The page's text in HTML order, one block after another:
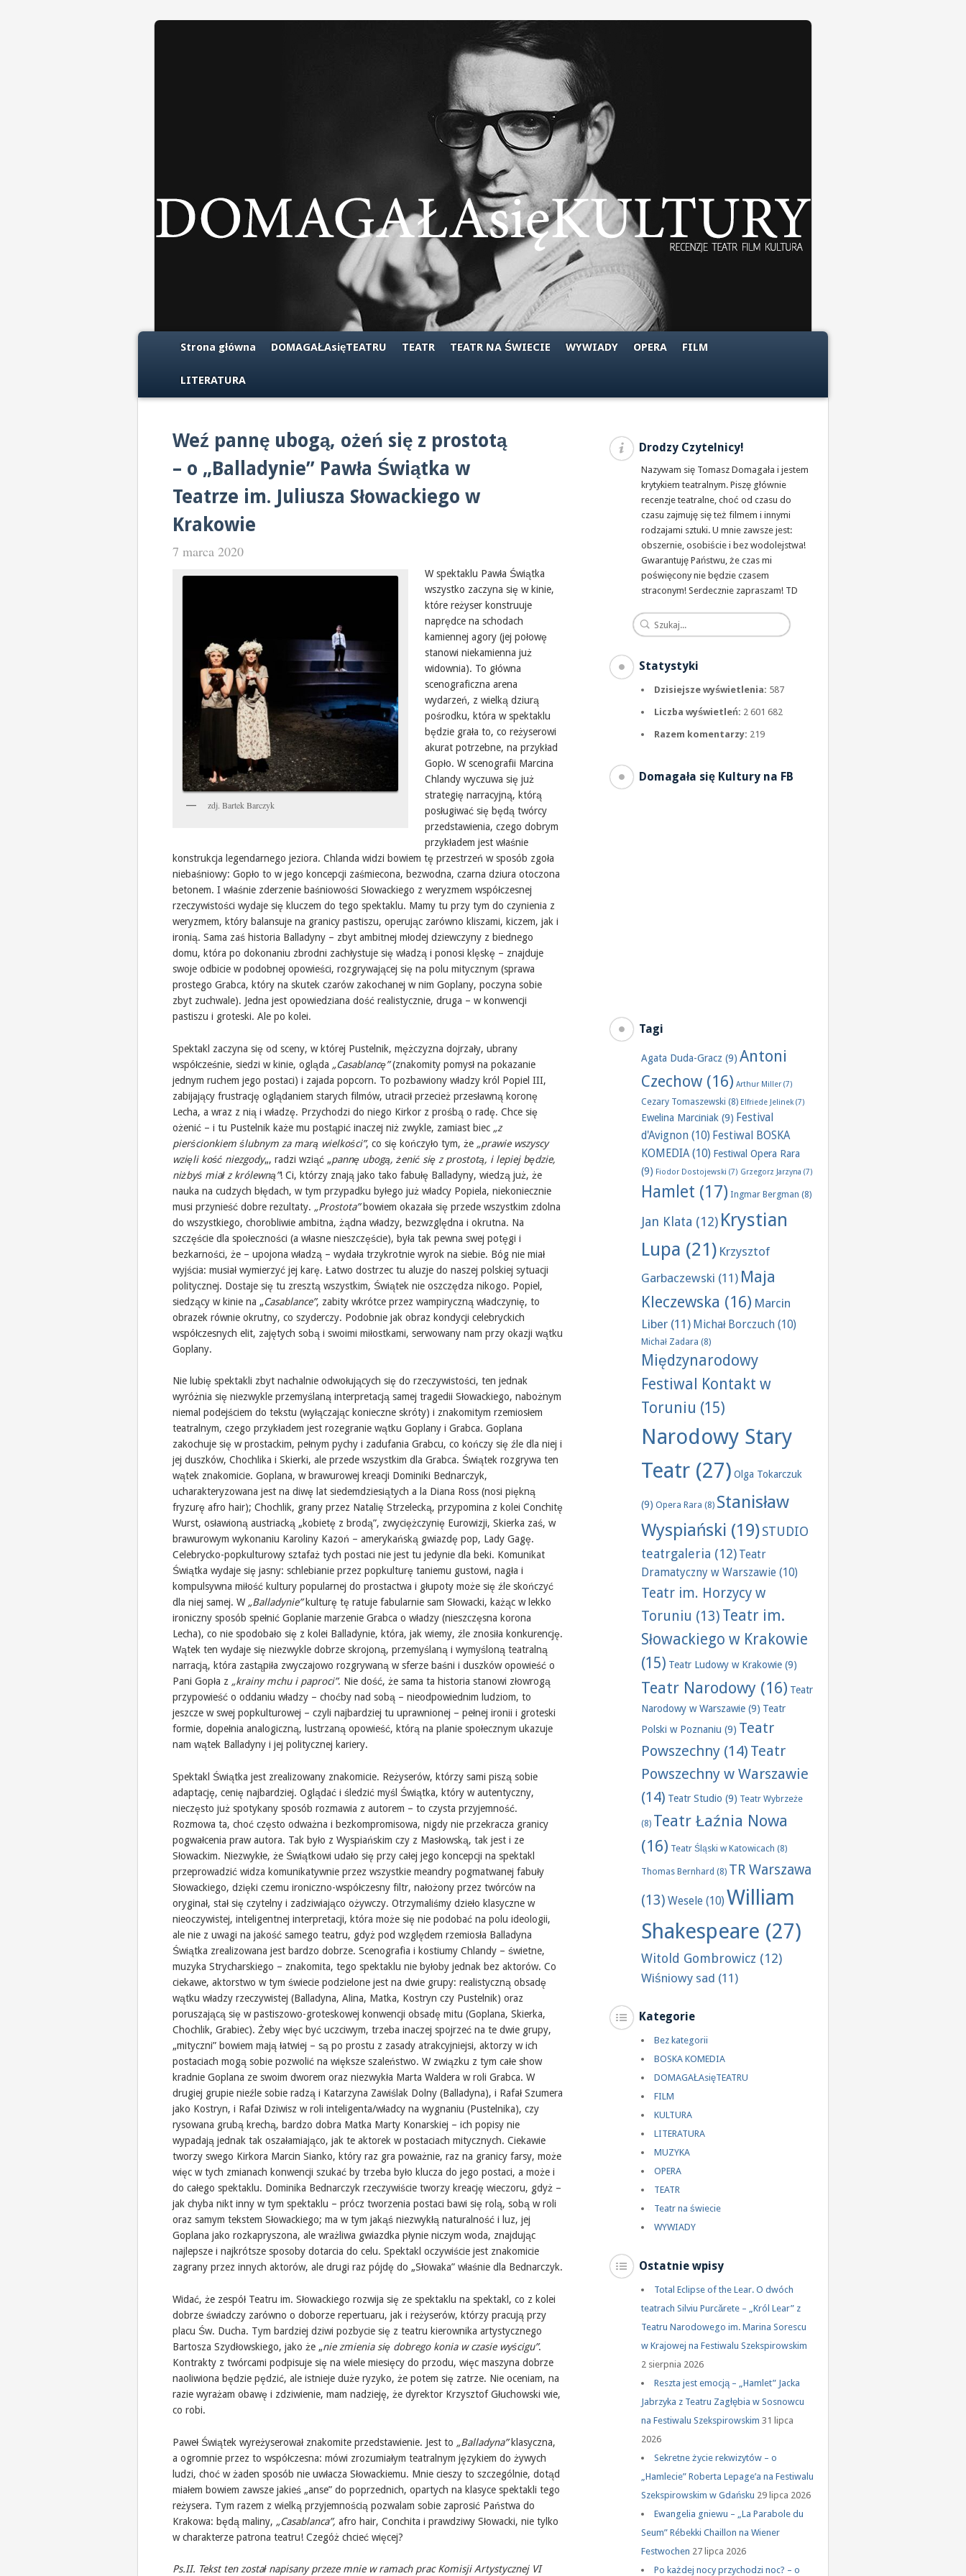
Strona główna DOMAGAŁAsięTEATRU TEATR TEATR NA ŚWIECIE WYWIADY OPERA FILM
LITERATURA
Weź pannę ubogą, ożeń się z prostotą
– o „Balladynie” Pawła Świątka w
Teatrze im. Juliusza Słowackiego w
Krakowie
7 marca 2020
zdj. Bartek Barczyk
W spektaklu Pawła Świątka
wszystko zaczyna się w kinie,
które reżyser konstruuje
naprędce na schodach
kamiennej agory (jej połowę
stanowi niekamienna już
widownia). To główna
scenograficzna arena
wydarzeń, z wielką dziurą
pośrodku, która w spektaklu
będzie grała to, co reżyserowi
akurat potrzebne, na przykład
Gopło. W scenografii Marcina
Chlandy wyczuwa się już
strategię narracyjną, którą
posługiwać się będą twórcy
przedstawienia, czego dobrym
przykładem jest właśnie
konstrukcja legendarnego jeziora. Chlanda widzi bowiem tę przestrzeń w sposób zgoła
niebaśniowy: Gopło to w jego koncepcji zaśmiecona, bezwodna, czarna dziura otoczona
betonem. I właśnie zderzenie baśniowości Słowackiego z weryzmem współczesnej
rzeczywistości wydaje się kluczem do tego spektaklu. Mamy tu przy tym do czynienia z
weryzmem, który balansuje na granicy pastiszu, operując zarówno kliszami, kiczem, jak i
ironią. Sama zaś historia Balladyny – zbyt ambitnej młodej dziewczyny z biednego
domu, która po dokonaniu zbrodni zachłystuje się władzą i ponosi klęskę – znajduje
swoje odbicie w podobnej opowieści, rozgrywającej się na polu mitycznym (sprawa
prostego Grabca, który na skutek czarów zakochanej w nim Goplany, poczyna sobie
zbyt zuchwale). Jedna jest opowiedziana dość realistycznie, druga – w konwencji
pastiszu i groteski. Ale po kolei.
Spektakl zaczyna się od sceny, w której Pustelnik, mężczyzna dojrzały, ubrany
współcześnie, siedzi w kinie, ogląda „Casablancę”(znakomity pomysł na pokazanie
jednym ruchem jego postaci) i zajada popcorn. To pozbawiony władzy król Popiel III,
zabijający frustrację oglądaniem starych filmów, utracił przecież przesławną koronę
Lecha, a wraz z nią i władzę. Przychodzi do niego Kirkor z prośbą o radę. Chce się
ożenić – i tu Pustelnik każe mu postąpić inaczej niż zwykle, zamiast biec „z
pierścionkiem ślubnym za marą wielkości”, co się kończyło tym, że „prawie wszyscy
wzięli kość niezgody„, radzi wziąć „pannę ubogą, żenić się z prostotą, i lepiej będzie,
niżbyś miał z królewną”! Ci, którzy znają jako tako fabułę Balladyny, wiedzą już, że
nauka na cudzych błędach, w tym przypadku byłego już władcy Popiela, niekoniecznie
musi przynieść dobre rezultaty. „Prostota”bowiem okazała się przede wszystkim zdolna
do wszystkiego, chorobliwie ambitna, żądna władzy, bezwzględna i okrutna. Na
szczęście dla społeczności (a własne nieszczęście), była tak pewna swej potęgi i
bezkarności, że – upojona władzą – wydała trzykrotnie wyrok na siebie. Bóg nie miał
wyjścia: musiał wymierzyć jej karę. Łatwo dostrzec tu aluzje do naszej polskiej sytuacji
politycznej. Dostaje się tu zresztą wszystkim, Świątek nie oszczędza nikogo. Popiel,
siedzący w kinie na „Casablance”, zabity wkrótce przez wampiryczną władczynię, to
obrazek równie okrutny, co szyderczy. Podobnie jak obraz kondycji celebryckich
współczesnych elit, zajętych sobą i swoimi miłostkami, serwowany nam przy okazji wątku
Goplany.
Nie lubię spektakli zbyt nachalnie odwołujących się do rzeczywistości, ten jednak
wyróżnia się niezwykle przemyślaną interpretacją samej tragedii Słowackiego, nabożnym
niemal podejściem do tekstu (wyłączając konieczne skróty) i znakomitym rzemiosłem
teatralnym, czego przykładem jest rozegranie wątku Goplany i Grabca. Goplana
zakochuje się w prostackim, pełnym pychy i zadufania Grabcu, co kończy się źle dla niej i
jej duszków, Chochlika i Skierki, ale przede wszystkim dla Grabca. Świątek rozgrywa ten
wątek znakomicie. Goplana, w brawurowej kreacji Dominiki Bednarczyk,
ucharakteryzowana jest na diwę lat siedemdziesiątych a la Diana Ross (nosi piękną
fryzurę afro hair); Chochlik, grany przez Natalię Strzelecką, przypomina z kolei Conchitę
Wurst, osławioną austriacką „kobietę z brodą”, zwyciężczynię Eurowizji, Skierka zaś, w
brawurowym wykonaniu Karoliny Kazoń – amerykańską gwiazdę pop, Lady Gagę.
Celebrycko-popkulturowy sztafaż tych postaci nie jest tu jedynie dla beki. Komunikat
Świątka wydaje się jasny: schlebianie przez popkulturę taniemu gustowi, nagła i
kompulsywna miłość kultury popularnej do prostactwa i głupoty może się źle skończyć
dla niej samej. W „Balladynie”kulturę tę ratuje fabularnie sam Słowacki, każąc w lekko
ironiczny sposób spełnić Goplanie marzenie Grabca o władzy (nieszczęsna korona
Lecha), co nie spodobało się z kolei Balladynie, która, jak wiemy, źle znosiła konkurencję.
Wątek ten wydaje się niezwykle dobrze skrojoną, przemyślaną i wymyśloną teatralną
narracją, która zastąpiła zwyczajowo rozgrywaną w sferze baśni i duszków opowieść o
Pani Gopła z „krainy mchu i paproci”. Nie dość, że sama ta historia stanowi złowrogą
przypowieść o oddaniu władzy – choćby nad sobą – nieodpowiednim ludziom, to
jeszcze w swej popkulturowej – czyli najbardziej tu uprawnionej – pełnej ironii i groteski
formie, dopełnia analogiczną, lustrzaną opowieść, którą na planie społecznym ukazuje
nam wątek Balladyny i jej politycznej kariery.
Spektakl Świątka jest zrealizowany znakomicie. Reżyserów, którzy sami piszą sobie
adaptację, cenię najbardziej. Oglądać i śledzić myśl Świątka, który w autentyczny,
nieczęsto już spotykany sposób rozmawia z autorem – to czysta przyjemność.
Rozmowa ta, choć często odważna i bezkompromisowa, nigdy nie przekracza granicy
pogwałcenia praw autora. Tak było z Wyspiańskim czy z Masłowską, tak jest i ze
Słowackim. Niezwykłe, że Świątkowi udało się przy całej jego koncepcji na spektakl
przeprowadzić widza komunikatywnie przez wszystkie meandry pogmatwanej fabuły
Słowackiego, dzięki czemu ironiczno-współczesny filtr, nałożony przez twórców na
oryginał, stał się czytelny i zadziwiająco ożywczy. Otrzymaliśmy dzieło klasyczne w
nieoczywistej, inteligentnej interpretacji, która może się nie podobać na polu ideologii,
ale nie z uwagi na jakość samego teatru, gdyż pod względem rzemiosła Balladyna
Świątka zrealizowana jest bardzo dobrze. Scenografia i kostiumy Chlandy – świetne,
muzyka Strycharskiego – znakomita, tego spektaklu nie byłoby jednak bez aktorów. Co
ciekawe, aktorstwo w tym świecie podzielone jest na dwie grupy: realistyczną obsadę
wątku władzy rzeczywistej (Balladyna, Alina, Matka, Kostryn czy Pustelnik) oraz
poruszającą się w pastiszowo-groteskowej konwencji obsadę mitu (Goplana, Skierka,
Chochlik, Grabiec). Żeby więc być uczciwym, trzeba inaczej spojrzeć na te dwie grupy,
„mityczni” bowiem mają łatwiej – są po prostu z zasady atrakcyjniejsi, aktorzy w ich
postaciach mogą sobie pozwolić na większe szaleństwo. W związku z tym całe show
kradnie Goplana ze swoim dworem oraz niezwykła Marta Waldera w roli Grabca. W
drugiej grupie nieźle sobie radzą i Katarzyna Zawiślak Dolny (Balladyna), i Rafał Szumera
jako Kostryn, i Rafał Dziwisz w roli inteligenta/władcy na wygnaniu (Pustelnika), czy
rysowana grubą krechą, bardzo dobra Matka Marty Konarskiej – ich popisy nie
wypadają jednak tak oszałamiająco, jak te aktorek w postaciach mitycznych. Ciekawie
tworzy swego Kirkora Marcin Sianko, który raz gra poważnie, raz na granicy farsy, może
więc w tych zmianach konwencji szukać by trzeba było klucza do jego postaci, a może i
do całego spektaklu. Dominika Bednarczyk rzeczywiście tworzy kreację wieczoru, gdyż –
jak chyba nikt inny w tym spektaklu – prócz tworzenia postaci bawi się rolą, sobą w roli
oraz samym tekstem Słowackiego; ma w tym jakąś niezwykłą naturalność i luz, jej
Goplana jako rozkapryszona, ale wrażliwa gwiazdka płynie niczym woda, znajdując
najlepsze i najkrótsze sposoby dotarcia do celu. Spektakl oczywiście jest znakomicie
zagrany przez innych aktorów, ale drugi raz pójdę do „Słowaka” właśnie dla Bednarczyk.
Widać, że zespół Teatru im. Słowackiego rozwija się ze spektaklu na spektakl, co z kolei
dobrze świadczy zarówno o doborze repertuaru, jak i reżyserów, którzy pracują przy
placu Św. Ducha. Tym bardziej dziwi pozbycie się z teatru kierownika artystycznego
Bartosza Szydłowskiego, jako że „nie zmienia się dobrego konia w czasie wyścigu”.
Kontrakty z twórcami podpisuje się na wiele miesięcy do przodu, więc maszyna dobrze
naoliwiona będzie pędzić, ale istnieje duże ryzyko, że potem się zatrze. Nie oceniam, na
razie wyrażam obawę i zdziwienie, mam nadzieję, że dyrektor Krzysztof Głuchowski wie,
co robi.
Paweł Świątek wyreżyserował znakomite przedstawienie. Jest to „Balladyna”klasyczna,
a ogromnie przez to współczesna: mówi zrozumiałym teatralnym językiem do żywych
ludzi, choć w żaden sposób nie uwłacza Słowackiemu. Mnie cieszy to szczególnie, dotąd
miałem bowiem zawsze jakieś „anse” do poprzednich, opartych na klasyce spektakli tego
reżysera. Tym razem z wielką przyjemnością pozwalam sobie zaprosić Państwa do
Krakowa: będą maliny, „Casablanca”, afro hair, Conchita i prawdziwy Słowacki, nie tylko
w charakterze patrona teatru! Czegóż chcieć więcej?
Ps.II. Tekst ten został napisany przeze mnie w ramach prac Komisji Artystycznej VI
Drodzy Czytelnicy!
Nazywam się Tomasz Domagała i jestem
krytykiem teatralnym. Piszę głównie
recenzje teatralne, choć od czasu do
czasu zajmuję się też filmem i innymi
rodzajami sztuki. U mnie zawsze jest:
obszernie, osobiście i bez wodolejstwa!
Gwarantuję Państwu, że czas mi
poświęcony nie będzie czasem
straconym! Serdecznie zapraszam! TD
Statystyki
Dzisiejsze wyświetlenia: 587
Liczba wyświetleń: 2 601 682
Razem komentarzy: 219
Domagała się Kultury na FB
Tagi
Agata Duda-Gracz (9) Antoni
Czechow (16) Arthur Miller (7)
Cezary Tomaszewski (8) Elfriede Jelinek(7)
Ewelina Marciniak (9) Festival
d'Avignon (10) Festiwal BOSKA
KOMEDIA(10) Festiwal Opera Rara
(9) Fiodor Dostojewski (7) Grzegorz Jarzyna (7)
Hamlet (17) Ingmar Bergman (8)
Jan Klata (12) Krystian
Lupa (21) Krzysztof
Garbaczewski (11) Maja
Kleczewska (16) Marcin
Liber (11) Michał Borczuch (10)
Michał Zadara (8)
Międzynarodowy
Festiwal Kontakt w
Toruniu (15)
Narodowy Stary
Teatr (27) Olga Tokarczuk
(9) Opera Rara (8) Stanisław
Wyspiański (19)STUDIO
teatrgaleria (12) Teatr
Dramatyczny w Warszawie (10)
Teatr im. Horzycy w
Toruniu (13) Teatr im.
Słowackiego w Krakowie
(15) Teatr Ludowy w Krakowie (9)
Teatr Narodowy (16) Teatr
Narodowy w Warszawie (9) Teatr
Polski w Poznaniu (9) Teatr
Powszechny (14) Teatr
Powszechny w Warszawie
(14) Teatr Studio (9) Teatr Wybrzeże
(8) Teatr Łaźnia Nowa
(16) Teatr Śląski w Katowicach (8)
Thomas Bernhard (8) TR Warszawa
(13) Wesele (10) William
Shakespeare (27)
Witold Gombrowicz (12)
Wiśniowy sad (11)
Kategorie
Bez kategorii
BOSKA KOMEDIA
DOMAGAŁAsięTEATRU
FILM
KULTURA
LITERATURA
MUZYKA
OPERA
TEATR
Teatr na świecie
WYWIADY
Ostatnie wpisy
Total Eclipse of the Lear. O dwóch
teatrach Silviu Purcărete – „Król Lear” z
Teatru Narodowego im. Marina Sorescu
w Krajowej na Festiwalu Szekspirowskim
2 sierpnia 2026
Reszta jest emocją – „Hamlet” Jacka
Jabrzyka z Teatru Zagłębia w Sosnowcu
na Festiwalu Szekspirowskim 31 lipca
2026
Sekretne życie rekwizytów – o
„Hamlecie” Roberta Lepage’a na Festiwalu
Szekspirowskim w Gdańsku 29 lipca 2026
Ewangelia gniewu – „La Parabole du
Seum” Rébekki Chaillon na Wiener
Festwochen 27 lipca 2026
Po każdej nocy przychodzi noc? – o